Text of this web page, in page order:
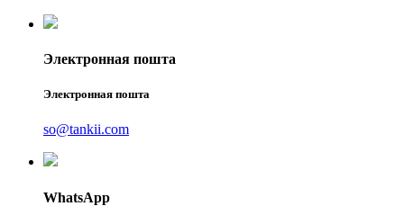
Электронная пошта
Электронная пошта
so@tankii.com
WhatsApp